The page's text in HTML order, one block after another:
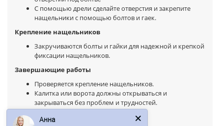
С помощью дрели сделайте отверстия и закрепите
нащельники с помощью болтов и гаек.
Крепление нащельников
Закручиваются болты и гайки для надежной и крепкой
фиксации нащельников.
Завершающие работы
Проверяется крепление нащельников.
Калитка или ворота должны открываться и
закрываться без проблем и трудностей.
Анна